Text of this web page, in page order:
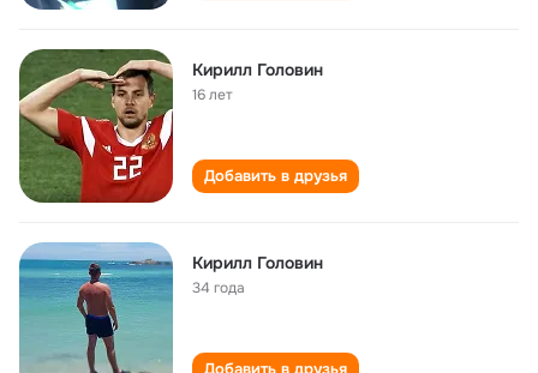
Кирилл Головин
16 лет
Добавить в друзья
Кирилл Головин
34 года
Добавить в друзья